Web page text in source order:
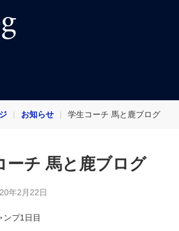
お知らせ 学生コーチ 馬と鹿ブログ
ーチ 馬と鹿ブログ
年2月22日
ンプ1 日目